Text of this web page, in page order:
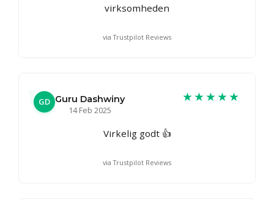
virksomheden
via Trustpilot Reviews
GD Guru Dashwiny
14 Feb 2025
★★★★★
Virkelig godt 👍
via Trustpilot Reviews